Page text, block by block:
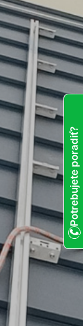
Potrebujete poradiť?